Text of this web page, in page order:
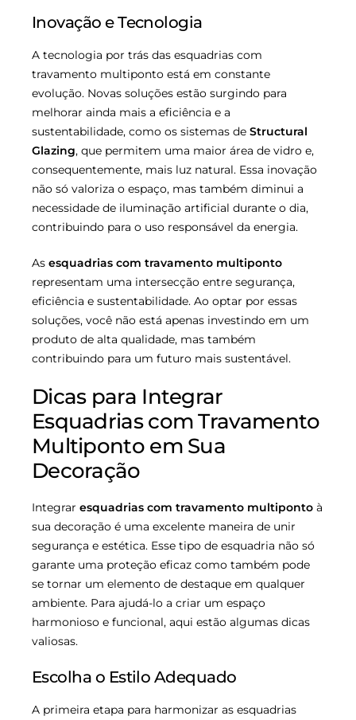
Inovação e Tecnologia
A tecnologia por trás das esquadrias com
travamento multiponto está em constante
evolução. Novas soluções estão surgindo para
melhorar ainda mais a eficiência e a
sustentabilidade, como os sistemas de Structural
Glazing, que permitem uma maior área de vidro e,
consequentemente, mais luz natural. Essa inovação
não só valoriza o espaço, mas também diminui a
necessidade de iluminação artificial durante o dia,
contribuindo para o uso responsável da energia.
As esquadrias com travamento multiponto
representam uma intersecção entre segurança,
eficiência e sustentabilidade. Ao optar por essas
soluções, você não está apenas investindo em um
produto de alta qualidade, mas também
contribuindo para um futuro mais sustentável.
Dicas para Integrar
Esquadrias com Travamento
Multiponto em Sua
Decoração
Integrar esquadrias com travamento multiponto à
sua decoração é uma excelente maneira de unir
segurança e estética. Esse tipo de esquadria não só
garante uma proteção eficaz como também pode
se tornar um elemento de destaque em qualquer
ambiente. Para ajudá-lo a criar um espaço
harmonioso e funcional, aqui estão algumas dicas
valiosas.
Escolha o Estilo Adequado
A primeira etapa para harmonizar as esquadrias